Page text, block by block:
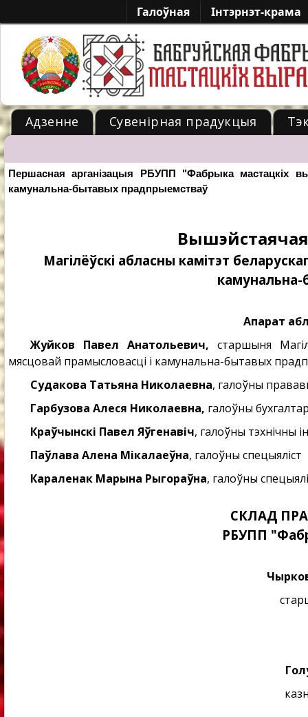
Галоўная Iнтэрнэт-крама
Адзенне Сувенірная прадукцыя
Першасная арганізацыя РБУПП "Фабрыка мастацкіх
камунальна-бытавых прадпрыемстваў
Магілёўскі абласны камітэт
Апарат
Жуйков Павел Анатольевич, старшыня
мясцовай прамысловасці і камунальна-бытавых
Судакова Татьяна Николаевна, галоўны
Гарбузова Алеся Николаевна, галоўны
Краўчынскі Павел Яўгенавіч, галоўны тэхнічны
Паўлава Алена Мікалаеўна, галоўны спецыяліст
Караленак Марына Рыгораўна, галоўны
СКЛАД
РБУПП